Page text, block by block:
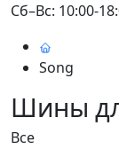
Сб–Вс: 10:00-
Song
Шины
Все